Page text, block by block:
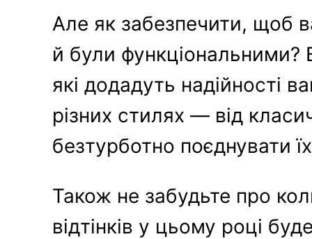
Але як забезпечити, щоб
й були функціональними?
які додадуть надійності
різних стилях — від
безтурботно поєднувати
Також не забудьте про
відтінків у цьому році